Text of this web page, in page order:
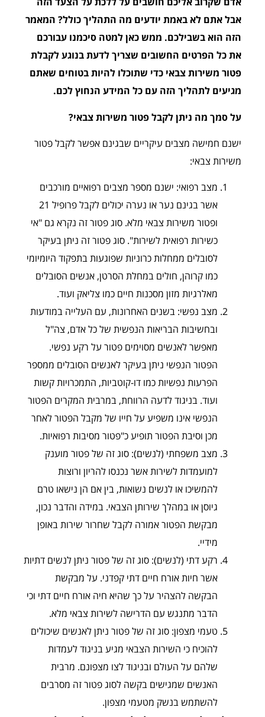
אבל אתם לא באמת יודעים מה התהליך כולל? המאמר
הזה הוא בשבילכם. ממש כאן למטה סיכמנו עבורכם
את כל הפרטים החשובים שצריך לדעת בנוגע לקבלת
פטור משירות צבאי כדי שתוכלו להיות בטוחים שאתם
מגיעים לתהליך הזה עם כל המידע הנחוץ לכם.
על סמך מה ניתן לקבל פטור משירות צבאי?
ישנם חמישה מצבים עיקריים שבגינם אפשר לקבל פטור
משירות צבאי:
מצב רפואי: ישנם מספר מצבים רפואיים מורכבים
אשר בגינם נער או נערה יכולים לקבל פרופיל 21
ופטור משירות צבאי מלא. סוג פטור זה נקרא גם "אי
כשירות רפואית לשירות". סוג פטור זה ניתן בעיקר
לסובלים ממחלות כרוניות שפוגעות בתפקוד היומיומי
כמו קרוהן, חולים במחלת הסרטן, אנשים הסובלים
מאלרגיות מזון מסכנות חיים כמו צליאק ועוד.
מצב נפשי: בשנים האחרונות, עם העלייה במודעות
ובחשיבות הבריאות הנפשית של כל אדם, צה"ל
מאפשר לאנשים מסוימים פטור על רקע נפשי.
הפטור הנפשי ניתן בעיקר לאנשים הסובלים ממספר
הפרעות נפשיות כמו דו-קוטביות, התמכרויות קשות
ועוד. בניגוד לדעה הרווחת, במרבית המקרים הפטור
הנפשי אינו משפיע על חייו של מקבל הפטור לאחר
מכן וסיבת הפטור תופיע כ"פטור מסיבות רפואיות.
מצב משפחתי (לנשים): סוג זה של פטור מוענק
למועמדות לשירות אשר נכנסו להריון ורוצות
להמשיכו או לנשים נשואות, בין אם הן נישאו טרם
גיוסן או במהלך שירותן הצבאי. במידה והדבר נכון,
מבקשת הפטור אמורה לקבל שחרור שירות באופן
מידיי.
רקע דתי (לנשים): סוג זה של פטור ניתן לנשים דתיות
אשר חיות אורח חיים דתי קפדני. על מבקשת
הבקשה להצהיר על כך שהיא חיה אורח חיים דתי וכי
הדבר מתנגש עם הדרישה לשירות צבאי מלא.
טעמי מצפון: סוג זה של פטור ניתן לאנשים שיכולים
להוכיח כי השירות הצבאי מגיע בניגוד לעמדות
שלהם על העולם ובניגוד לצו מצפונם. מרבית
האנשים שמגישים בקשה לסוג פטור זה מסרבים
להשתמש בנשק מטעמי מצפון.